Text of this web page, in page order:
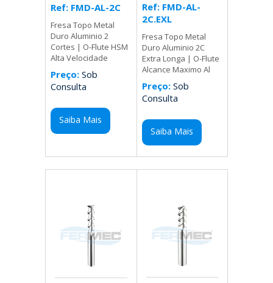
Ref: FMD-AL-2C
Fresa Topo Metal
Duro Aluminio 2
Cortes | O-Flute HSM
Alta Velocidade
Preço: Sob
Consulta
Saiba Mais
Ref: FMD-AL-
2C.EXL
Fresa Topo Metal
Duro Aluminio 2C
Extra Longa | O-Flute
Alcance Maximo Al
Preço:Sob
Consulta
Saiba Mais